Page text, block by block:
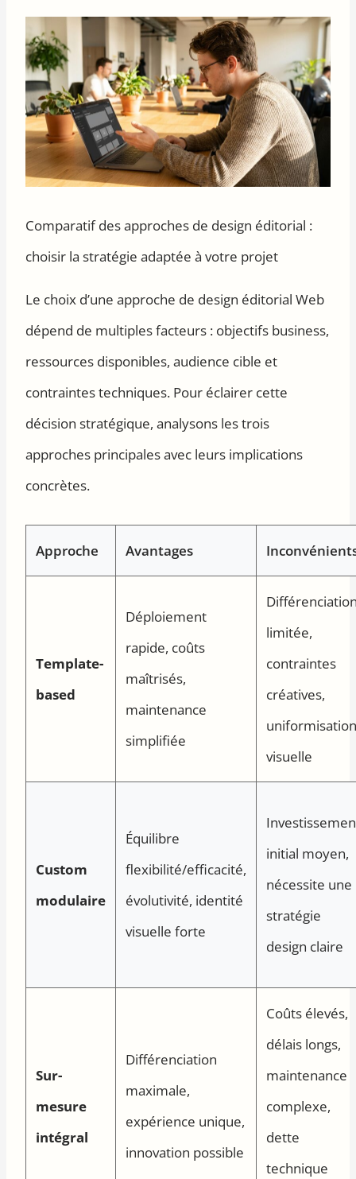
Comparatif des approches de design éditorial :
choisir la stratégie adaptée à votre projet
Le choix d’une approche de design éditorial Web
dépend de multiples facteurs : objectifs business,
ressources disponibles, audience cible et
contraintes techniques. Pour éclairer cette
décision stratégique, analysons les trois
approches principales avec leurs implications
concrètes.
Approche Avantages
Template-
based
Déploiement
rapide, coûts
maîtrisés,
maintenance
simplifiée
limitée,
contraintes
créatives,
visuelle
Custom
modulaire
Équilibre
flexibilité/efficacité,
évolutivité, identité
visuelle forte
initial moyen,
nécessite une
stratégie
design claire
Sur-
mesure
intégral
Différenciation
maximale,
expérience unique,
innovation possible
Coûts élevés,
délais longs,
maintenance
complexe,
dette
technique